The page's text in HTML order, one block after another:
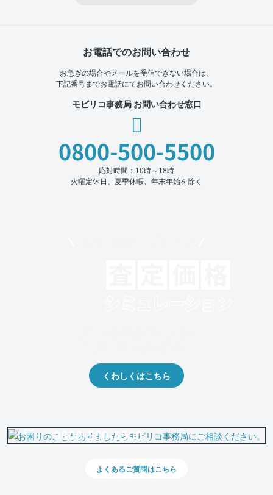
お電話でのお問い合わせ
お急ぎの場合やメールを受信できない場合は、
下記番号までお電話にてお問い合わせください。
モビリコ事務局 お問い合わせ窓口
0800-500-5500
応対時間：10時～18時
火曜定休日、夏季休暇、年末年始を除く
くわしくはこちら
0800-500-5500
よくあるご質問はこちら